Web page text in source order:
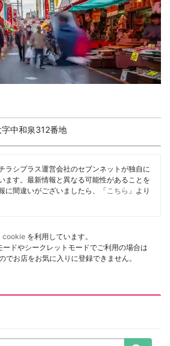
中和泉312番地
ラシプラス運営会社のセブンネットが独自に
ます。最新情報と異なる可能性があることを
に間違いがございましたら、「 こちら 」より
cookie を利用しています。
ドやシークレットモードでご利用の場合は
お店をお気に入りに登録できません。